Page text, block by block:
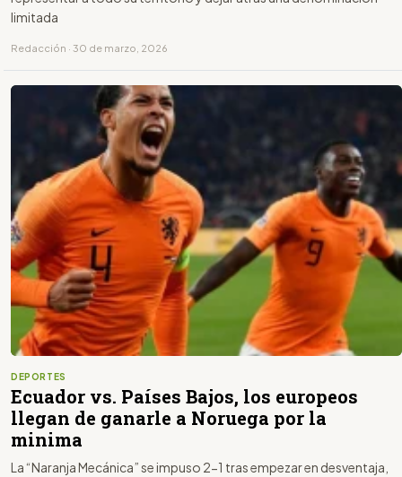
limitada
Redacción · 30 de marzo, 2026
DEPORTES
Ecuador vs. Países Bajos, los europeos
llegan de ganarle a Noruega por la
minima
La “Naranja Mecánica” se impuso 2-1 tras empezar en desventaja,